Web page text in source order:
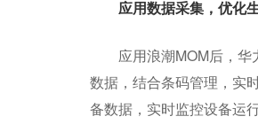
应用数据采集，优化
应用浪潮MOM后，华
数据，结合条码管理，实
备数据，实时监控设备运